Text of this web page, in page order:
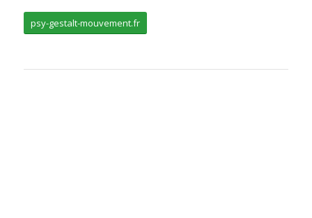
psy-gestalt-mouvement.fr